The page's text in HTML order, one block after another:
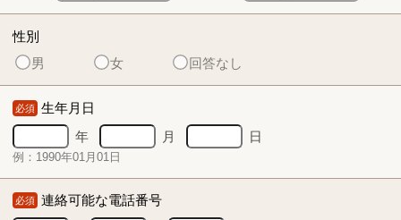
性別
男
女 回答なし
必須 生年月日
年
月 日
例：1990年01月01日
必須 連絡可能な電話番号